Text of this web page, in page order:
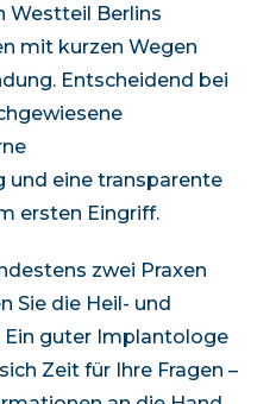
Westteil Berlins
mit kurzen Wegen
Entscheidend bei
eine transparente
ersten Eingriff.
zwei Praxen
Sie die Heil- und
Ein guter Implantologe
Zeit für Ihre Fragen –